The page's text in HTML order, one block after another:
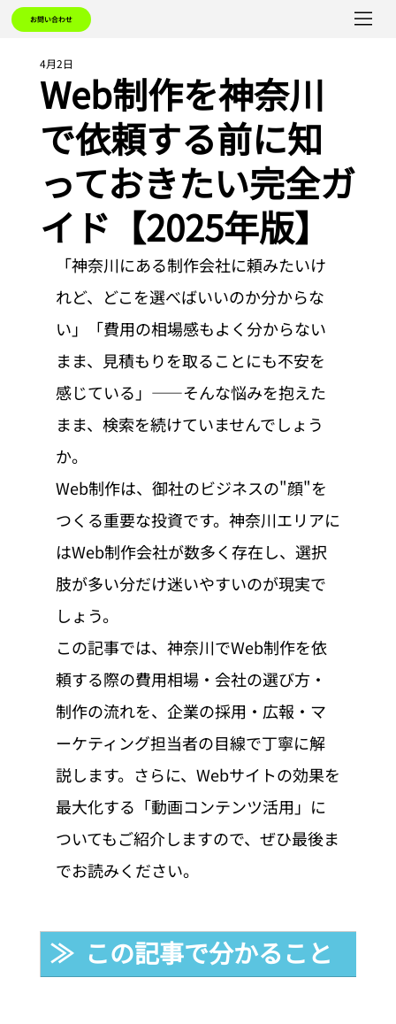
お問い合わせ
Web制作を神奈川
で依頼する前に知
っておきたい完全ガ
イド【2025年版】
4月2日
「神奈川にある制作会社に頼みたいけ
れど、どこを選べばいいのか分からな
い」「費用の相場感もよく分からない
まま、見積もりを取ることにも不安を
感じている」——そんな悩みを抱えた
まま、検索を続けていませんでしょう
か。
Web制作は、御社のビジネスの"顔"を
つくる重要な投資です。神奈川エリアに
はWeb制作会社が数多く存在し、選択
肢が多い分だけ迷いやすいのが現実で
しょう。
この記事では、神奈川でWeb制作を依
頼する際の費用相場・会社の選び方・
制作の流れを、企業の採用・広報・マ
ーケティング担当者の目線で丁寧に解
説します。さらに、Webサイトの効果を
最大化する「動画コンテンツ活用」に
ついてもご紹介しますので、ぜひ最後ま
でお読みください。
≫  この記事で分かること